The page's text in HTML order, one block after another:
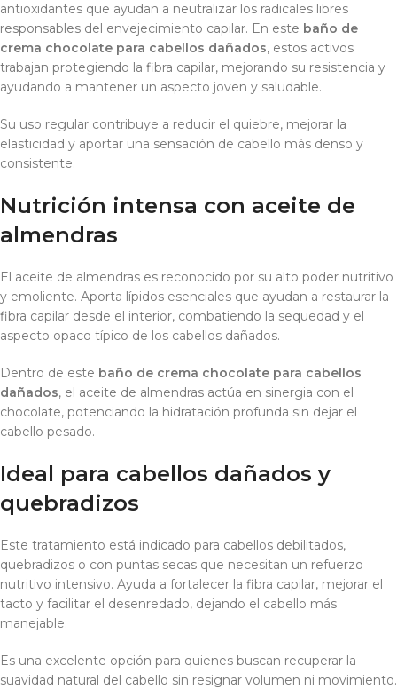
antioxidantes que ayudan a neutralizar los radicales libres
responsables del envejecimiento capilar. En este baño de
crema chocolate para cabellos dañados, estos activos
trabajan protegiendo la fibra capilar, mejorando su resistencia y
ayudando a mantener un aspecto joven y saludable.
Su uso regular contribuye a reducir el quiebre, mejorar la
elasticidad y aportar una sensación de cabello más denso y
consistente.
Nutrición intensa con aceite de
almendras
El aceite de almendras es reconocido por su alto poder nutritivo
y emoliente. Aporta lípidos esenciales que ayudan a restaurar la
fibra capilar desde el interior, combatiendo la sequedad y el
aspecto opaco típico de los cabellos dañados.
Dentro de este baño de crema chocolate para cabellos
dañados, el aceite de almendras actúa en sinergia con el
chocolate, potenciando la hidratación profunda sin dejar el
cabello pesado.
Ideal para cabellos dañados y
quebradizos
Este tratamiento está indicado para cabellos debilitados,
quebradizos o con puntas secas que necesitan un refuerzo
nutritivo intensivo. Ayuda a fortalecer la fibra capilar, mejorar el
tacto y facilitar el desenredado, dejando el cabello más
manejable.
Es una excelente opción para quienes buscan recuperar la
suavidad natural del cabello sin resignar volumen ni movimiento.